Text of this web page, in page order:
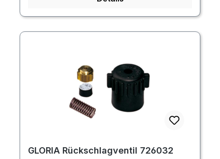
GLORIA Rückschlagventil 726032